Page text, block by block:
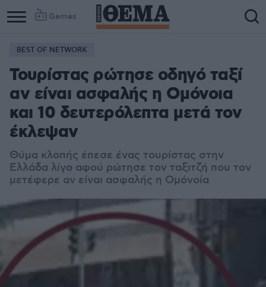
Games
BEST OF NETWORK
Τουρίστας ρώτησε οδηγό ταξί
αν είναι ασφαλής η Ομόνοια
και 10 δευτερόλεπτα μετά τον
έκλεψαν
Θύμα κλοπής έπεσε ένας τουρίστας στην
Ελλάδα λίγο αφού ρώτησε τον ταξιτζή που τον
μετέφερε αν είναι ασφαλής η Ομόνοία